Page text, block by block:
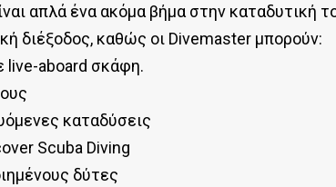
απλά ένα ακόμα βήμα στην καταδυτική
διέξοδος, καθώς οι Divemaster μπορούν:
live-aboard σκάφη.
καταδύσεις
Scuba Diving
δύτες